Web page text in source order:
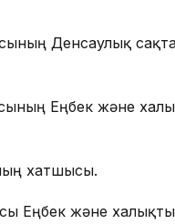
Денсаулық
Еңбек және
хатшысы.
Еңбек және халықты